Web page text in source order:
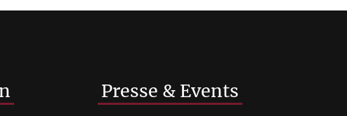
Presse & Events